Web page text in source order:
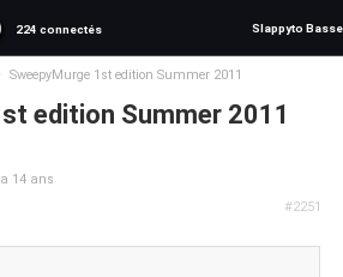
224 connectés Slappyto Basse
SweepyMurge 1st edition Summer 2011
edition Summer 2011
#2251
14 ans